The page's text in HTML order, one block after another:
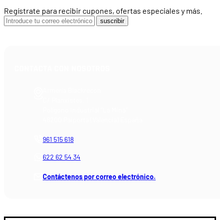
Regístrate para recibir cupones, ofertas especiales y más.
suscribir
961 515 618
622 62 54 34
Contáctenos por correo electrónico.